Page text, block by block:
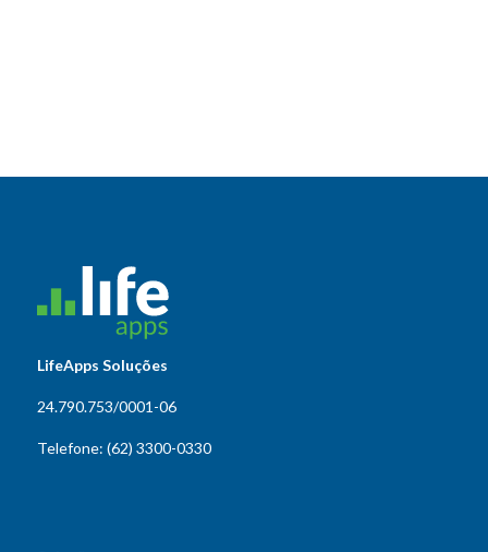
LifeApps Soluções
24.790.753/0001-06
Telefone: (62) 3300-0330